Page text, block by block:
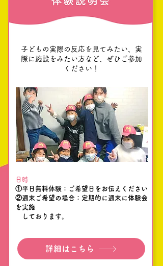
子どもの実際の反応を見てみたい、実
際に施設をみたい方など、ぜひご参加
ください！
日時
①平日無料体験：ご希望日をお伝えください
②週末ご希望の場合：定期的に週末に体験会
を実施
​ しております。
詳細はこちら